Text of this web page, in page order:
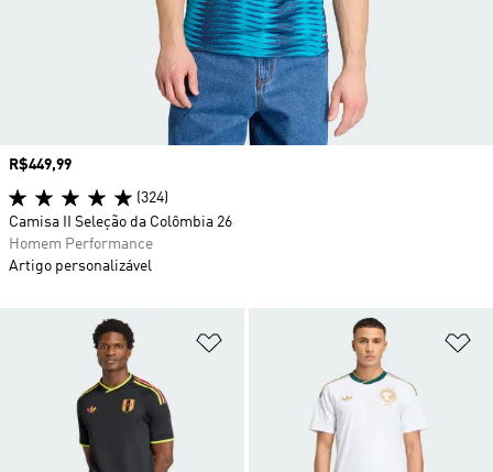
Adicionar à Lista de Desejos
Preço
R$449,99
(324)
Camisa II Seleção da Colômbia 26
Homem Performance
Artigo personalizável